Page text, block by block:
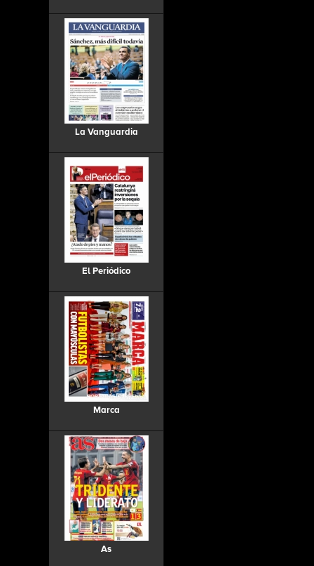
La Vanguardia
El Periódico
Marca
As